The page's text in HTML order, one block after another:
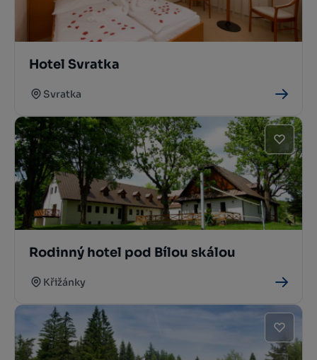
Hotel Svratka
Svratka
Rodinný hotel pod Bílou skálou
Křižánky